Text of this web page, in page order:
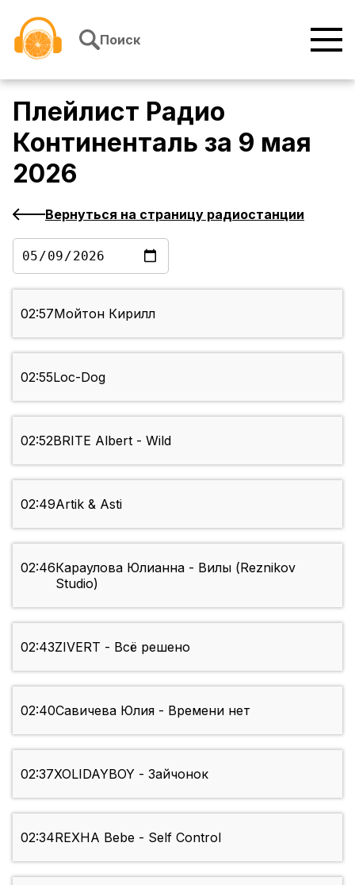
Поиск
Плейлист Радио
Континенталь за 9 мая
2026
Вернуться на страницу радиостанции
02:57Мойтон Кирилл
02:55Loc-Dog
02:52BRITE Albert - Wild
02:49Artik & Asti
02:46Караулова Юлианна - Вилы (Reznikov
Studio)
02:43ZIVERT - Всё решено
02:40Савичева Юлия - Времени нет
02:37XOLIDAYBOY - Зайчонок
02:34REXHA Bebe - Self Control